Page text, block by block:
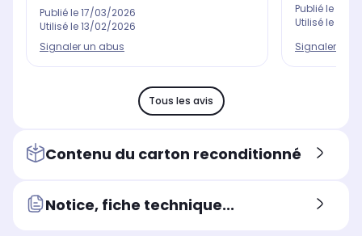
Publié le17/03/2026
Utilisé le13/02/2026
Signaler un abus
Publié le
Utilisé le
Signaler un
Tous les avis
Contenu du carton reconditionné
Notice, fiche technique...